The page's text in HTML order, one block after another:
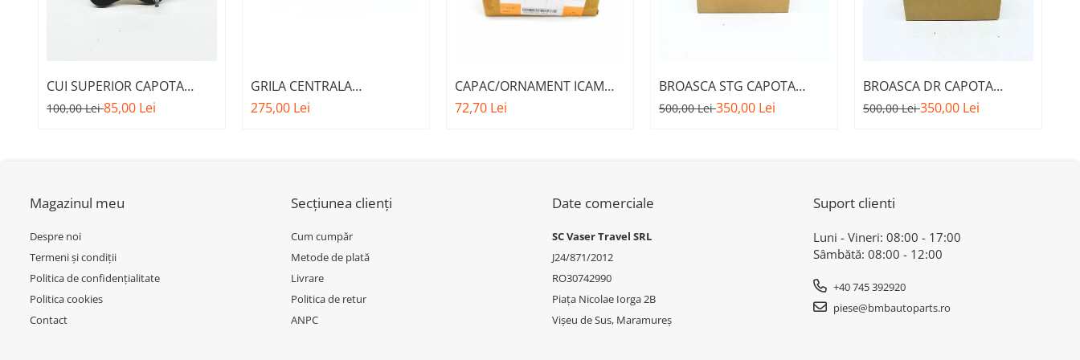
Inchidere aripa
Panou acoperire trigger
Plafon
Suport aripa
Suport far
Suport radiator
Traversa
CUI SUPERIOR CAPOTA
MOTOR A.M. 51237473707 -
100,00 Lei85,00 Lei
GRILA CENTRALA
INFERIOARA BARA FATA M -
275,00 Lei
CAPAC/ORNAMENT ICAM
A.M. 51137349589 - BMW
72,70 Lei
BROASCA STG CAPOTA
MOTOR A.M. 51237468349 -
500,00 Lei350,00 Lei
BROASCA DR CAPOTA
MOTOR A.M. 51237468350 -
500,00 Lei350,00 Lei
Magazinul meu
Despre noi
Termeni și condiții
Politica de confidențialitate
Politica cookies
Contact
Secțiunea clienți
Cum cumpăr
Metode de plată
Livrare
Politica de retur
ANPC
Date comerciale
SC Vaser Travel SRL
J24/871/2012
RO30742990
Piața Nicolae Iorga 2B
Vișeu de Sus, Maramureș
Suport clienti
Luni - Vineri: 08:00 - 17:00
Sâmbătă: 08:00 - 12:00
+40 745 392920
piese@bmbautoparts.ro